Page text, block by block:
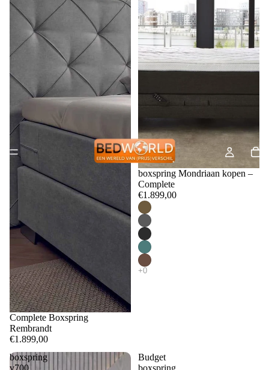
Complete Boxspring
Rembrandt
€1.899,00
boxspring Mondriaan kopen –
Complete
€1.899,00
boxspring
Budget